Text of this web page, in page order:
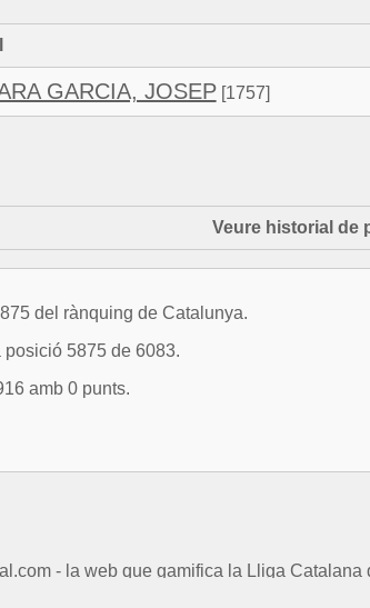
GARCIA, JOSEP[1757]
Veure historial de
del rànquing de Catalunya.
posició 5875 de 6083.
amb 0 punts.
- la web que gamifica la Lliga Catalana